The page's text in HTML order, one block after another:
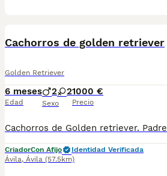
Cachorros de golden retriever
Golden Retriever
6 meses
Edad
2 2
Sexo
1000 €
Precio
CriadorCon Afijo
Identidad Verificada
Ávila, Ávila (57.5km)